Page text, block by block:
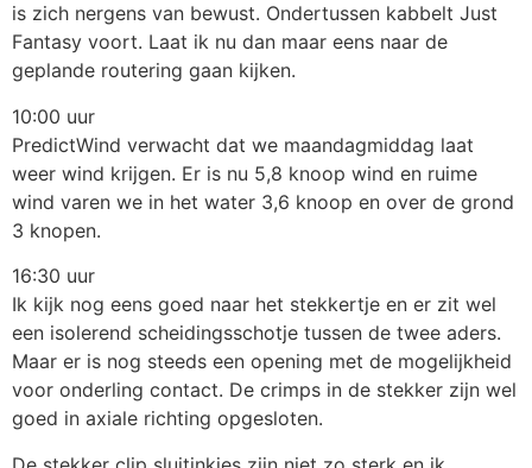
is zich nergens van bewust. Ondertussen kabbelt Just
Fantasy voort. Laat ik nu dan maar eens naar de
geplande routering gaan kijken.
10:00 uur
PredictWind verwacht dat we maandagmiddag laat
weer wind krijgen. Er is nu 5,8 knoop wind en ruime
wind varen we in het water 3,6 knoop en over de grond
3 knopen.
16:30 uur
Ik kijk nog eens goed naar het stekkertje en er zit wel
een isolerend scheidingsschotje tussen de twee aders.
Maar er is nog steeds een opening met de mogelijkheid
voor onderling contact. De crimps in de stekker zijn wel
goed in axiale richting opgesloten.